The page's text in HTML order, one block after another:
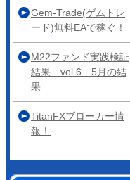
Gem-Trade(ゲムトレ
ード)無料EAで稼ぐ！
M22ファンド実践検証
結果 vol.6 5月の結
果
TitanFXブローカー情
報！